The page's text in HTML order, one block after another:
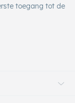
toegang tot de